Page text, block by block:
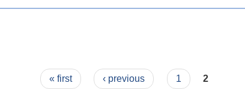
« first ‹ previous 1 2